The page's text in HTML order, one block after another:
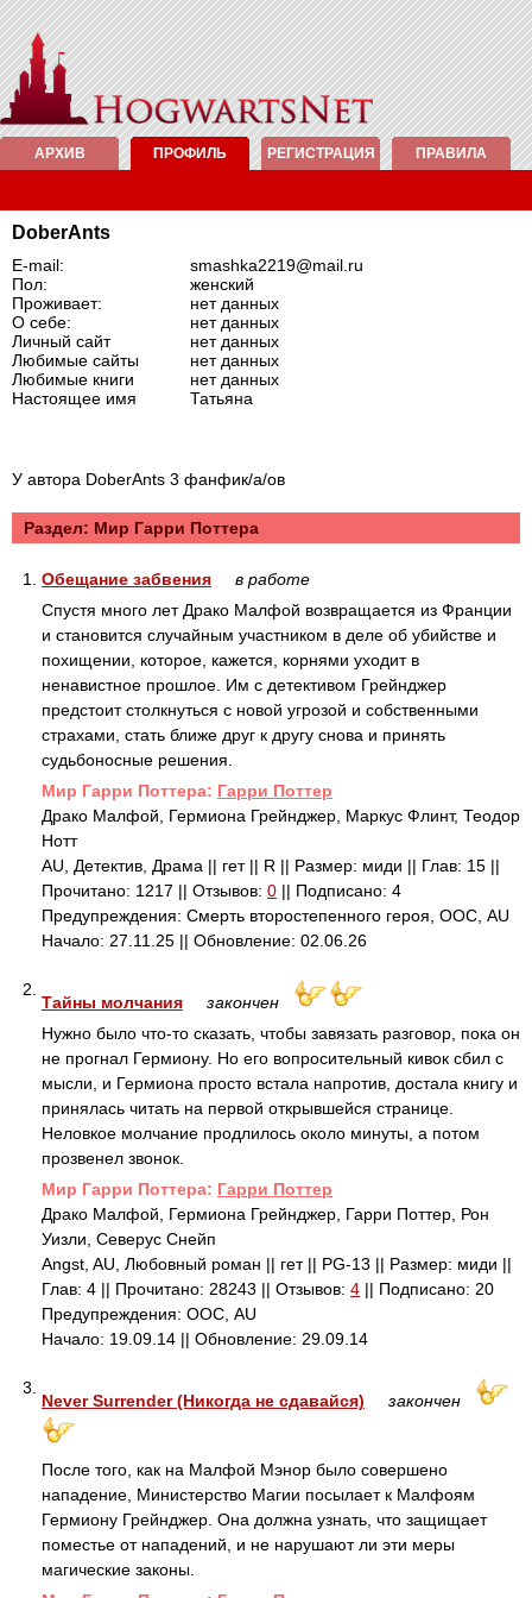
АРХИВ ПРОФИЛЬ РЕГИСТРАЦИЯ ПРАВИЛА
DoberAnts
E-mail:
smashka2219@mail.ru
Пол:
женский
Проживает:
нет данных
О себе:
нет данных
Личный сайт
нет данных
Любимые сайты
нет данных
Любимые книги
нет данных
Настоящее имя
Татьяна
У автора DoberAnts 3 фанфик/а/ов
Раздел: Mир Гарри Поттера
1. Обещание забвения
в работе
Спустя много лет Драко Малфой возвращается из Франции
и становится случайным участником в деле об убийстве и
похищении, которое, кажется, корнями уходит в
ненавистное прошлое. Им с детективом Грейнджер
предстоит столкнуться с новой угрозой и собственными
страхами, стать ближе друг к другу снова и принять
судьбоносные решения.
Mир Гарри Поттера: Гарри Поттер
Драко Малфой, Гермиона Грейнджер, Маркус Флинт, Теодор
Нотт
AU, Детектив, Драма || гет || R || Размер: миди || Глав: 15 ||
Прочитано: 1217 || Отзывов: 0 || Подписано: 4
Предупреждения: Смерть второстепенного героя, ООС, AU
Начало: 27.11.25 || Обновление: 02.06.26
2.
Тайны молчания
закончен
Нужно было что-то сказать, чтобы завязать разговор, пока он
не прогнал Гермиону. Но его вопросительный кивок сбил с
мысли, и Гермиона просто встала напротив, достала книгу и
принялась читать на первой открывшейся странице.
Неловкое молчание продлилось около минуты, а потом
прозвенел звонок.
Mир Гарри Поттера: Гарри Поттер
Драко Малфой, Гермиона Грейнджер, Гарри Поттер, Рон
Уизли, Северус Снейп
Angst, AU, Любовный роман || гет || PG-13 || Размер: миди ||
Глав: 4 || Прочитано: 28243 || Отзывов: 4 || Подписано: 20
Предупреждения: ООС, AU
Начало: 19.09.14 || Обновление: 29.09.14
3.
Never Surrender (Никогда не сдавайся) закончен
После того, как на Малфой Мэнор было совершено
нападение, Министерство Магии посылает к Малфоям
Гермиону Грейнджер. Она должна узнать, что защищает
поместье от нападений, и не нарушают ли эти меры
магические законы.